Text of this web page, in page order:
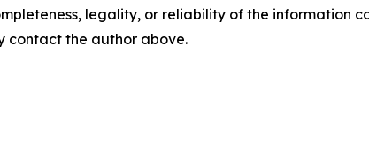
legality, or reliability of the information
contact the author above.